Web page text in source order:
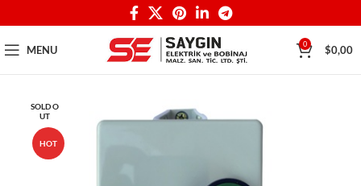
MENU 0 $0,00
SOLD O
UT
HOT